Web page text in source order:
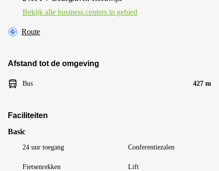
Bekijk alle business centers in gebied
Route
Afstand tot de omgeving
Bus 427 m
Faciliteiten
Basic
24 uur toegang Conferentiezalen
Fietsenrekken Lift